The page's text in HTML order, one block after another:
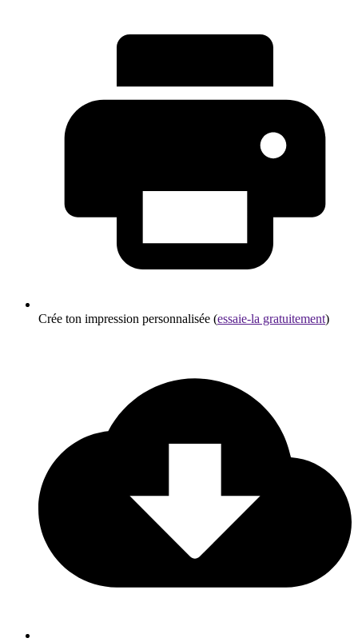
Crée ton impression personnalisée (essaie-la gratuitement)